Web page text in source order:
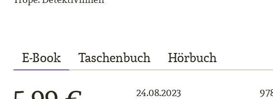
E-Book Taschenbuch Hörbuch
24.08.2023